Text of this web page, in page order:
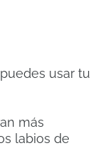
usar tu
más
labios de